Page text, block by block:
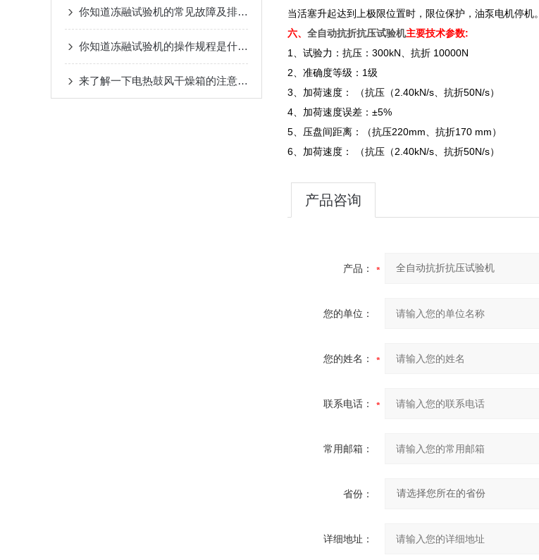
你知道冻融试验机的常见故障及排除方法么
你知道冻融试验机的操作规程是什么么
来了解一下电热鼓风干燥箱的注意事项是什么
当活塞升起达到上极限位置时，限位保护，油泵电机停机。
六、 全自动抗折抗压试验机主要技术参数:
1、试验力：抗压：300kN、抗折 10000N
2、准确度等级：1级
3、加荷速度： （抗压（2.40kN/s、抗折50N/s）
4、加荷速度误差：±5%
5、压盘间距离：（抗压220mm、抗折170 mm）
6、加荷速度： （抗压（2.40kN/s、抗折50N/s）
产品咨询
产品：
您的单位：
您的姓名：
联系电话：
常用邮箱：
省份：
详细地址：